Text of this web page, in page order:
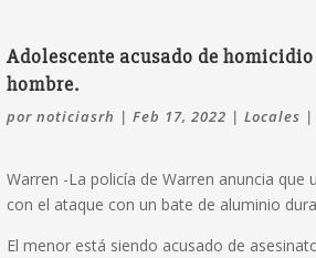
Adolescente acusado de
hombre.
pornoticiasrh |Feb 17, 2022 |Locales
Warren -La policía de Warren anuncia
con el ataque con un bate de aluminio
El menor está siendo acusado de